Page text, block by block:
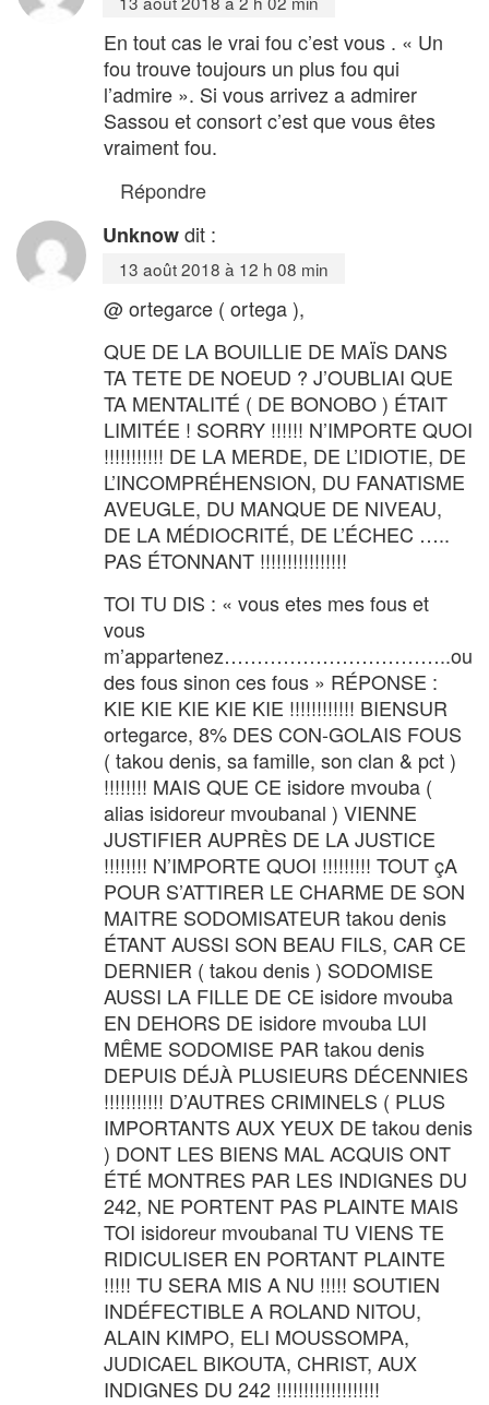
En tout cas le vrai fou c’est vous . « Un
fou trouve toujours un plus fou qui
l’admire ». Si vous arrivez a admirer
Sassou et consort c’est que vous êtes
vraiment fou.
Répondre
Unknowdit :
13 août 2018 à 12 h 08 min
@ ortegarce ( ortega ),
QUE DE LA BOUILLIE DE MAÏS DANS
TA TETE DE NOEUD ? J’OUBLIAI QUE
TA MENTALITÉ ( DE BONOBO ) ÉTAIT
LIMITÉE ! SORRY !!!!!! N’IMPORTE QUOI
!!!!!!!!!!! DE LA MERDE, DE L’IDIOTIE, DE
L’INCOMPRÉHENSION, DU FANATISME
AVEUGLE, DU MANQUE DE NIVEAU,
DE LA MÉDIOCRITÉ, DE L’ÉCHEC …..
PAS ÉTONNANT !!!!!!!!!!!!!!!!
TOI TU DIS : « vous etes mes fous et
vous
m’appartenez……………………………..ou
des fous sinon ces fous » RÉPONSE :
KIE KIE KIE KIE KIE !!!!!!!!!!!! BIENSUR
ortegarce, 8% DES CON-GOLAIS FOUS
( takou denis, sa famille, son clan & pct )
!!!!!!!! MAIS QUE CE isidore mvouba (
alias isidoreur mvoubanal ) VIENNE
JUSTIFIER AUPRÈS DE LA JUSTICE
!!!!!!!! N’IMPORTE QUOI !!!!!!!!! TOUT çA
POUR S’ATTIRER LE CHARME DE SON
MAITRE SODOMISATEUR takou denis
ÉTANT AUSSI SON BEAU FILS, CAR CE
DERNIER ( takou denis ) SODOMISE
AUSSI LA FILLE DE CE isidore mvouba
EN DEHORS DE isidore mvouba LUI
MÊME SODOMISE PAR takou denis
DEPUIS DÉJÀ PLUSIEURS DÉCENNIES
!!!!!!!!!!! D’AUTRES CRIMINELS ( PLUS
IMPORTANTS AUX YEUX DE takou denis
) DONT LES BIENS MAL ACQUIS ONT
ÉTÉ MONTRES PAR LES INDIGNES DU
242, NE PORTENT PAS PLAINTE MAIS
TOI isidoreur mvoubanal TU VIENS TE
RIDICULISER EN PORTANT PLAINTE
!!!!! TU SERA MIS A NU !!!!! SOUTIEN
INDÉFECTIBLE A ROLAND NITOU,
ALAIN KIMPO, ELI MOUSSOMPA,
JUDICAEL BIKOUTA, CHRIST, AUX
INDIGNES DU 242 !!!!!!!!!!!!!!!!!!!